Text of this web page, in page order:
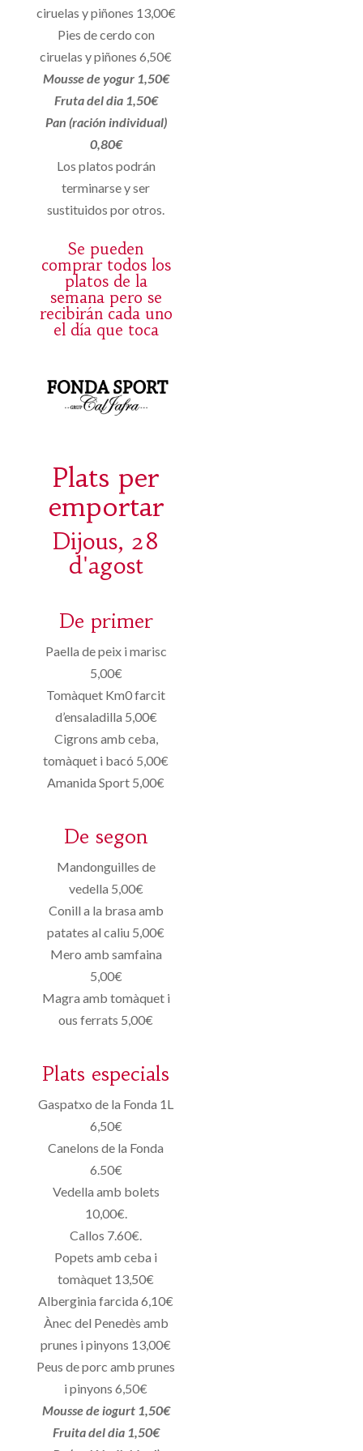
ciruelas y piñones 13,00€
Pies de cerdo con
ciruelas y piñones 6,50€
Mousse de yogur 1,50€
Fruta del dia 1,50€
Pan (ración individual)
0,80€
Los platos podrán
terminarse y ser
sustituidos por otros.
Se pueden
comprar todos los
platos de la
semana pero se
recibirán cada uno
el día que toca
Plats per
emportar
Dijous, 28
d'agost
De primer
Paella de peix i marisc
5,00€
Tomàquet Km0 farcit
d’ensaladilla 5,00€
Cigrons amb ceba,
tomàquet i bacó 5,00€
Amanida Sport 5,00€
De segon
Mandonguilles de
vedella 5,00€
Conill a la brasa amb
patates al caliu 5,00€
Mero amb samfaina
5,00€
Magra amb tomàquet i
ous ferrats 5,00€
Plats especials
Gaspatxo de la Fonda 1L
6,50€
Canelons de la Fonda
6.50€
Vedella amb bolets
10,00€.
Callos 7.60€.
Popets amb ceba i
tomàquet 13,50€
Alberginia farcida 6,10€
Ànec del Penedès amb
prunes i pinyons 13,00€
Peus de porc amb prunes
i pinyons 6,50€
Mousse de iogurt 1,50€
Fruita del dia 1,50€